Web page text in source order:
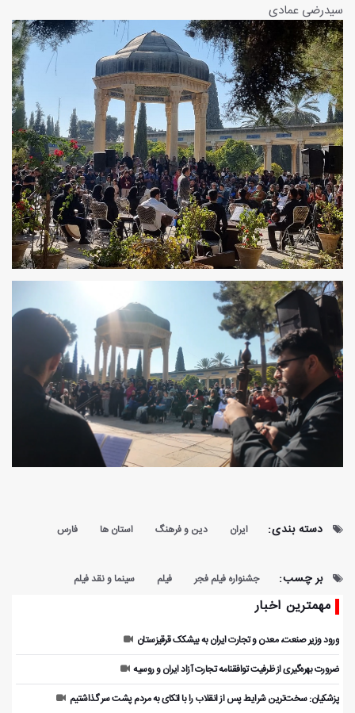
سیدرضی عمادی
دسته بندی: ایران دین و فرهنگ استان ها فارس
بر چسب: جشنواره فیلم فجر فیلم سینما و نقد فیلم
مهمترین اخبار
ورود وزیر صنعت، معدن و تجارت ایران به بیشکک قرقیزستان
ضرورت بهره‌گیری از ظرفیت توافقنامه تجارت آزاد ایران و روسیه
پزشکیان: سخت‌ترین شرایط پس از انقلاب را با اتکای به مردم پشت سر گذاشتیم